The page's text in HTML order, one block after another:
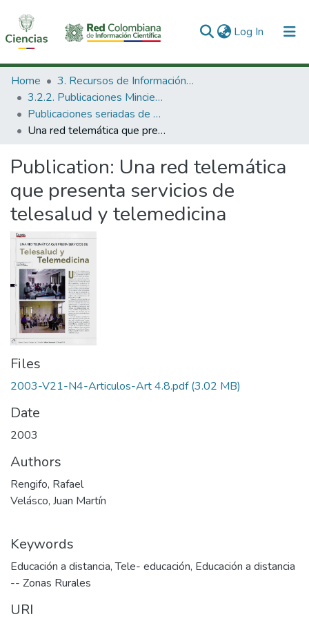
Log In (current)
Communities & Collections
All of DSpace
Statistics
Home
3. Recursos de Información Científica y Tecnológica
3.2.2. Publicaciones Minciencias
Publicaciones seriadas de Minciencias
Una red telemática que presenta servicios de telesalud y telemedicina
Publication: Una red telemática
que presenta servicios de
telesalud y telemedicina
Files
2003-V21-N4-Articulos-Art 4.8.pdf(3.02 MB)
Date
2003
Authors
Rengifo, Rafael
Velásco, Juan Martín
Keywords
Educación a distancia,Tele- educación, Educación a distancia
-- Zonas Rurales
URI